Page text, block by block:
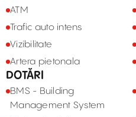
ATM
Trafic auto intens
Vizibilitate
Artera pietonala
DOTĂRI
BMS - Building
Management System